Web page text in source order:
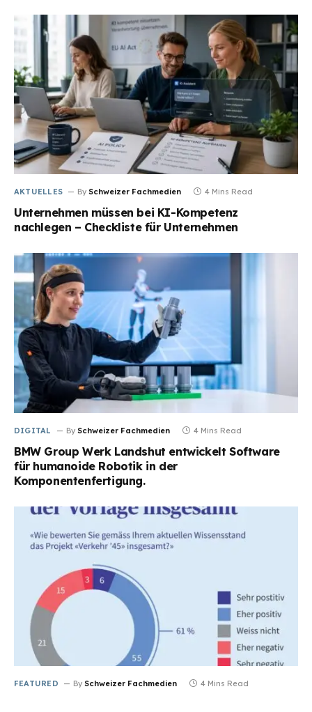
AKTUELLES By Schweizer Fachmedien 4 Mins Read
Unternehmen müssen bei KI-Kompetenz
nachlegen – Checkliste für Unternehmen
DIGITAL By Schweizer Fachmedien 4 Mins Read
BMW Group Werk Landshut entwickelt Software
für humanoide Robotik in der
Komponentenfertigung.
FEATURED By Schweizer Fachmedien 4 Mins Read